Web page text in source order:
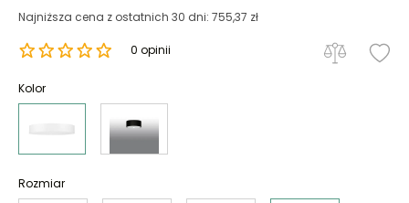
Najniższa cena z ostatnich 30 dni: 755,37 zł
0 opinii
Kolor
Rozmiar